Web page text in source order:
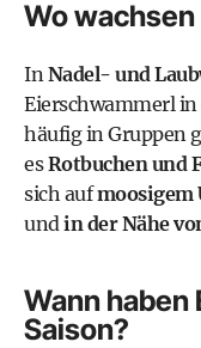
Wo wachsen
InNadel- und
Eierschwammerl
häufig in Gruppen
esRotbuchen und
sich aufmoosigem
undin der Nähe
Wann
Saison?